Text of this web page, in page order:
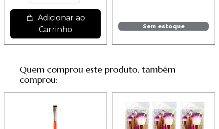
Adicionar ao
Carrinho
Sem estoque
Quem comprou este produto, também
comprou: